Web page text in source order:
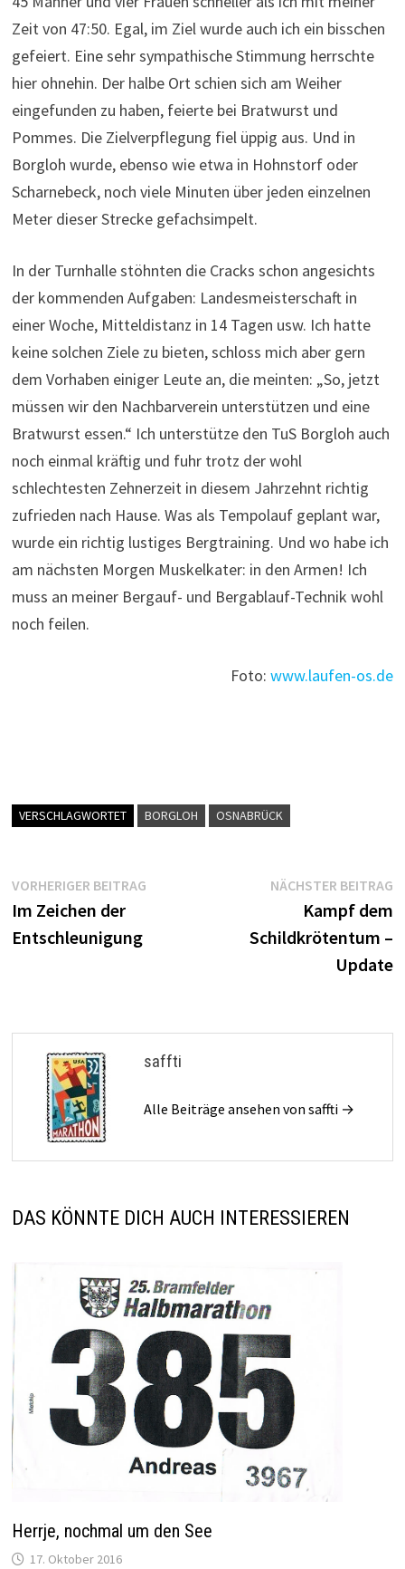
Zeit von 47:50. Egal, im Ziel wurde auch ich ein bisschen
gefeiert. Eine sehr sympathische Stimmung herrschte
hier ohnehin. Der halbe Ort schien sich am Weiher
eingefunden zu haben, feierte bei Bratwurst und
Pommes. Die Zielverpflegung fiel üppig aus. Und in
Borgloh wurde, ebenso wie etwa in Hohnstorf oder
Scharnebeck, noch viele Minuten über jeden einzelnen
Meter dieser Strecke gefachsimpelt.
In der Turnhalle stöhnten die Cracks schon angesichts
der kommenden Aufgaben: Landesmeisterschaft in
einer Woche, Mitteldistanz in 14 Tagen usw. Ich hatte
keine solchen Ziele zu bieten, schloss mich aber gern
dem Vorhaben einiger Leute an, die meinten: „So, jetzt
müssen wir den Nachbarverein unterstützen und eine
Bratwurst essen.“ Ich unterstütze den TuS Borgloh auch
noch einmal kräftig und fuhr trotz der wohl
schlechtesten Zehnerzeit in diesem Jahrzehnt richtig
zufrieden nach Hause. Was als Tempolauf geplant war,
wurde ein richtig lustiges Bergtraining. Und wo habe ich
am nächsten Morgen Muskelkater: in den Armen! Ich
muss an meiner Bergauf- und Bergablauf-Technik wohl
noch feilen.
Foto:www.laufen-os.de
VERSCHLAGWORTET BORGLOH OSNABRÜCK
Beitragsnavigation
VORHERIGER BEITRAGVorheriger
Im Zeichen der
Entschleunigung
NÄCHSTER BEITRAG
Kampf dem
Schildkrötentum –
Update
saffti
Alle Beiträge ansehen von saffti →
DAS KÖNNTE DICH AUCH INTERESSIEREN
Herrje, nochmal um den See
17. Oktober 2016